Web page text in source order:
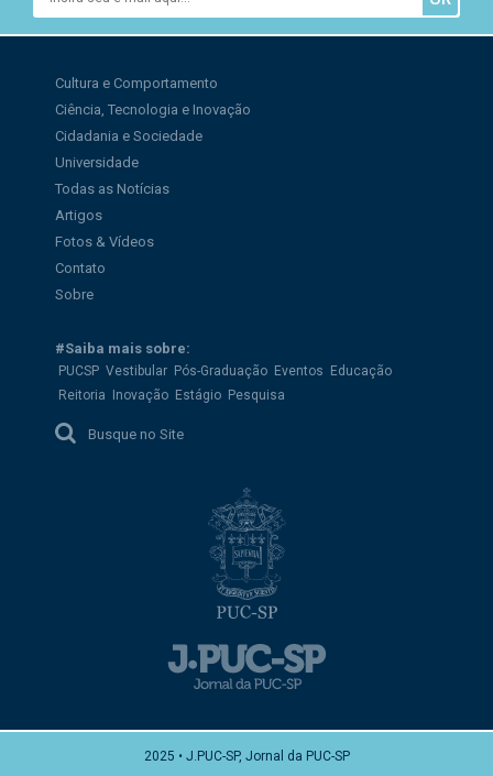
Cultura e Comportamento
Ciência, Tecnologia e Inovação
Cidadania e Sociedade
Universidade
Todas as Notícias
Artigos
Fotos & Vídeos
Contato
Sobre
#Saiba mais sobre:
PUCSP Vestibular Pós-Graduação Eventos Educação
Reitoria Inovação Estágio Pesquisa
Busque no Site
2025 • J.PUC-SP, Jornal da PUC-SP